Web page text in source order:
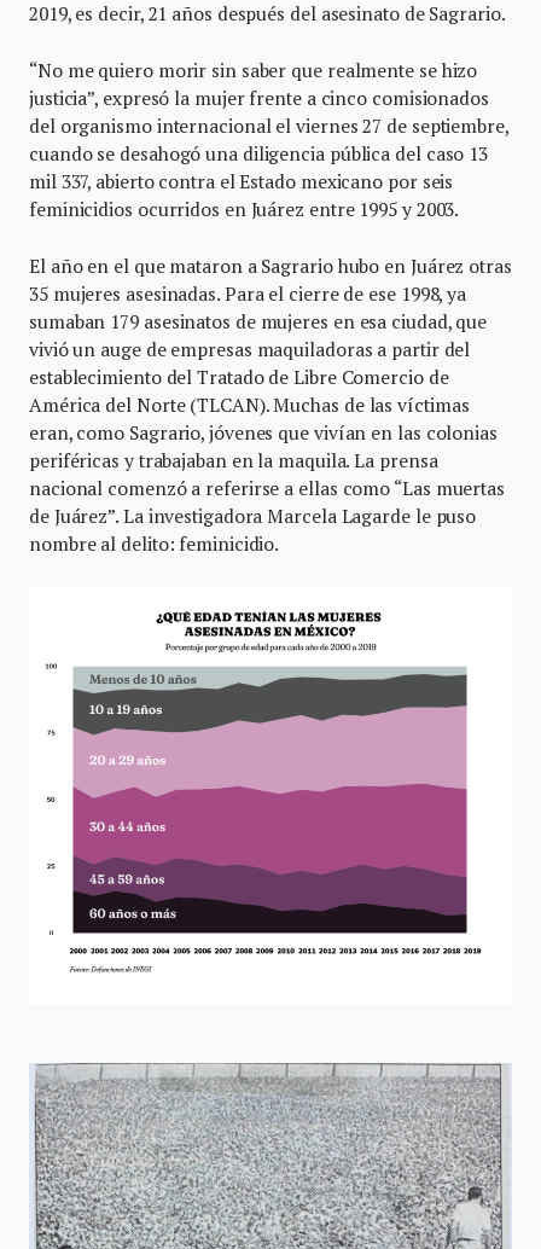
2019, es decir, 21 años después del asesinato de Sagrario.
“No me quiero morir sin saber que realmente se hizo
justicia”, expresó la mujer frente a cinco comisionados
del organismo internacional el viernes 27 de septiembre,
cuando se desahogó una diligencia pública del caso 13
mil 337, abierto contra el Estado mexicano por seis
feminicidios ocurridos en Juárez entre 1995 y 2003.
El año en el que mataron a Sagrario hubo en Juárez otras
35 mujeres asesinadas. Para el cierre de ese 1998, ya
sumaban 179 asesinatos de mujeres en esa ciudad, que
vivió un auge de empresas maquiladoras a partir del
establecimiento del Tratado de Libre Comercio de
América del Norte (TLCAN). Muchas de las víctimas
eran, como Sagrario, jóvenes que vivían en las colonias
periféricas y trabajaban en la maquila. La prensa
nacional comenzó a referirse a ellas como “Las muertas
de Juárez”. La investigadora Marcela Lagarde le puso
nombre al delito: feminicidio.